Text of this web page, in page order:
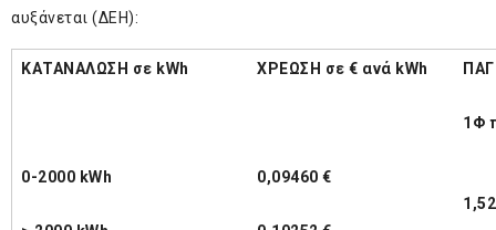
αυξάνεται (ΔΕΗ):
ΚΑΤΑΝΑΛΩΣΗ σε kWh ΧΡΕΩΣΗ σε € ανά kWh
1Φ
0-2000 kWh
0,09460 €